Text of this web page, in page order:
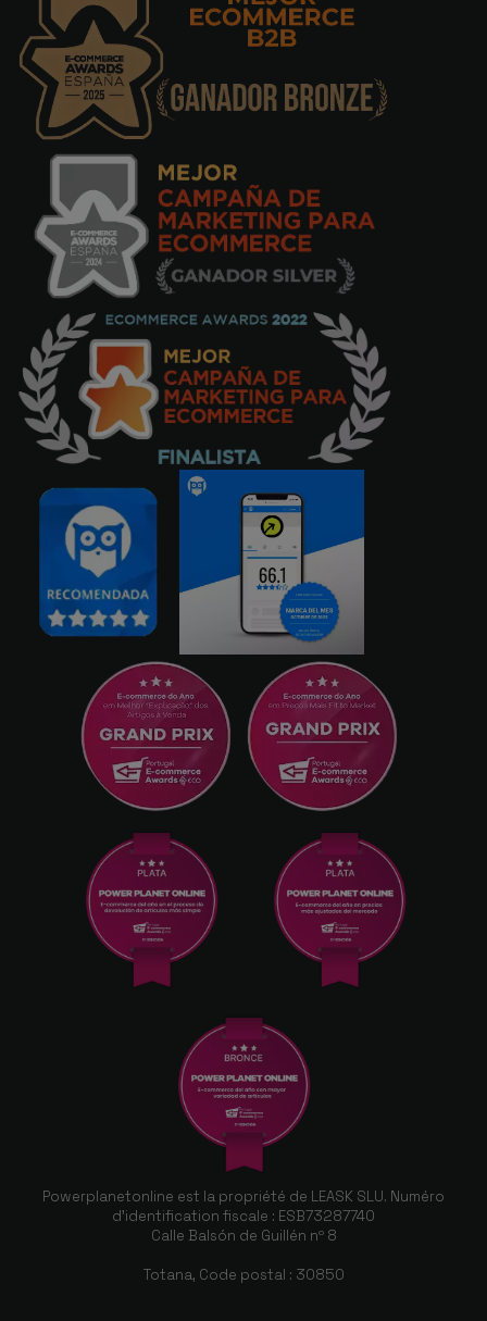
Powerplanetonline est la propriété de LEASK SLU. Numéro
d'identification fiscale : ESB73287740
Calle Balsón de Guillén nº 8
Totana, Code postal : 30850